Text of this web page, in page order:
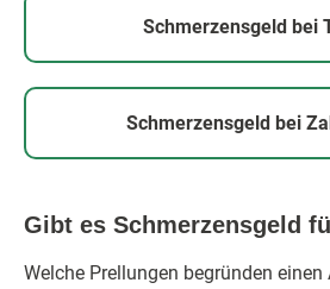
Schmerzensgeld bei
Schmerzensgeld bei
Gibt es Schmerzensgeld
Welche Prellungen begründen